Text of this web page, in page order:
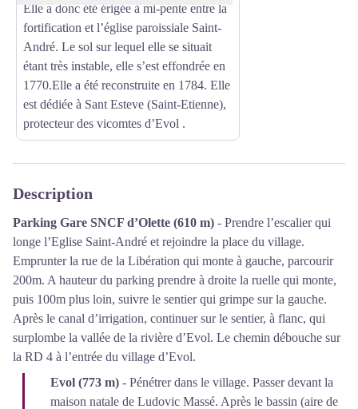
Elle a donc été érigée à mi-pente entre la
fortification et l’église paroissiale Saint-
André. Le sol sur lequel elle se situait
étant très instable, elle s’est effondrée en
1770.Elle a été reconstruite en 1784. Elle
est dédiée à Sant Esteve (Saint-Etienne),
protecteur des vicomtes d’Evol .
Description
Parking Gare SNCF d’Olette (610 m) - Prendre l’escalier qui
longe l’Eglise Saint-André et rejoindre la place du village.
Emprunter la rue de la Libération qui monte à gauche, parcourir
200m. A hauteur du parking prendre à droite la ruelle qui monte,
puis 100m plus loin, suivre le sentier qui grimpe sur la gauche.
Après le canal d’irrigation, continuer sur le sentier, à flanc, qui
surplombe la vallée de la rivière d’Evol. Le chemin débouche sur
la RD 4 à l’entrée du village d’Evol.
Evol (773 m) - Pénétrer dans le village. Passer devant la
maison natale de Ludovic Massé. Après le bassin (aire de